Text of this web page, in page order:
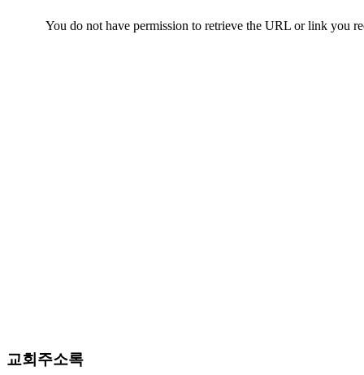
트
교회주소록